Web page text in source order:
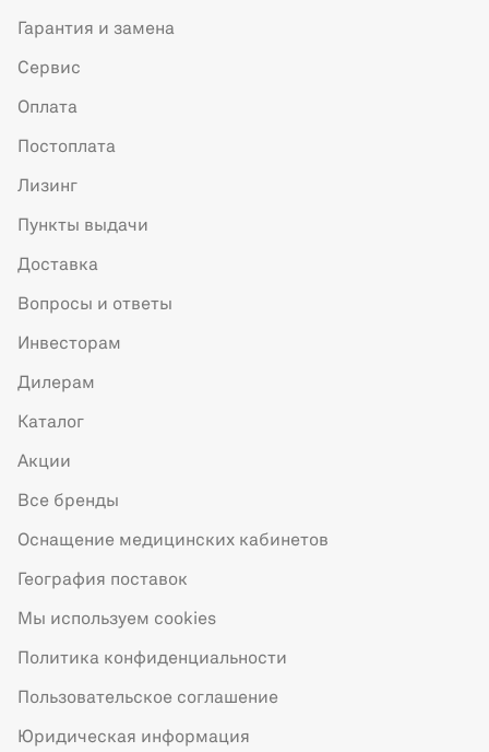
Гарантия и замена
Сервис
Оплата
Постоплата
Лизинг
Пункты выдачи
Доставка
Вопросы и ответы
Инвесторам
Дилерам
Каталог
Акции
Все бренды
Оснащение медицинских кабинетов
География поставок
Мы используем cookies
Политика конфиденциальности
Пользовательское соглашение
Юридическая информация